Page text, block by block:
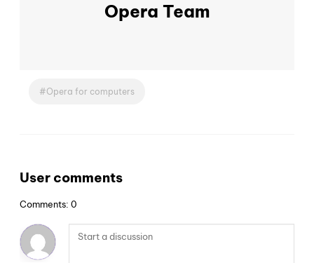
Opera Team
Opera for computers
User comments
Comments: 0